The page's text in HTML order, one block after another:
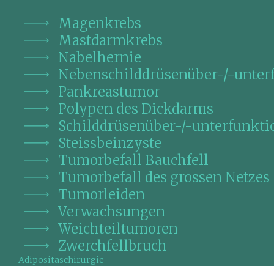
Magenkrebs
Mastdarmkrebs
Nabelhernie
Nebenschilddrüsenüber-/-
Pankreastumor
Polypen des Dickdarms
Schilddrüsenüber-/-
Steissbeinzyste
Tumorbefall Bauchfell
Tumorbefall des grossen Netzes
Tumorleiden
Verwachsungen
Weichteiltumoren
Zwerchfellbruch
Adipositaschirurgie